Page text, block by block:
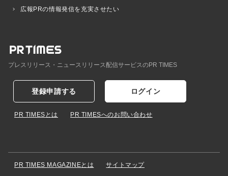
広報PRの情報発信を充実させたい
プレスリリース・ニュースリリース配信サービスのPR TIMES
登録申請する ログイン
PR TIMESとは PR TIMESへのお問い合わせ
PR TIMES MAGAZINEとは サイトマップ